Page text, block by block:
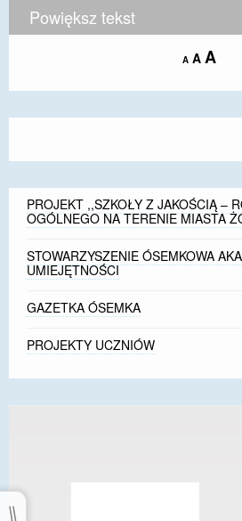
Powiększ tekst
A Decrease
size.
A Reset
size.
A
PROJEKT ,,SZKOŁY Z JAKOŚCIĄ –
OGÓLNEGO NA TERENIE MIASTA
STOWARZYSZENIE ÓSEMKOWA
UMIEJĘTNOŚCI
GAZETKA ÓSEMKA
PROJEKTY UCZNIÓW